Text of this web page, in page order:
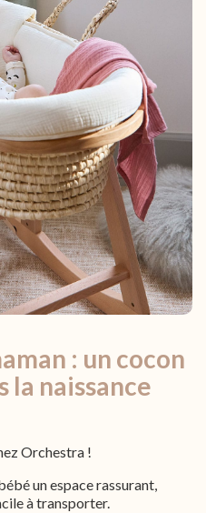
: un cocon
la naissance
Orchestra !
un espace rassurant,
à transporter.